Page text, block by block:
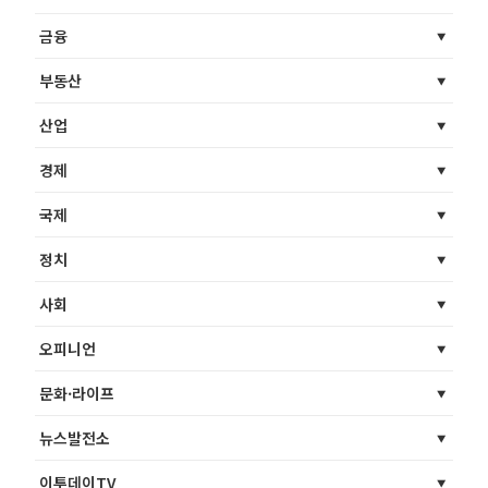
금융
부동산
산업
경제
국제
정치
사회
오피니언
문화·라이프
뉴스발전소
이투데이TV